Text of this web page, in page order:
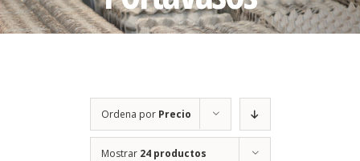
Ordena por Precio
Mostrar 24 productos